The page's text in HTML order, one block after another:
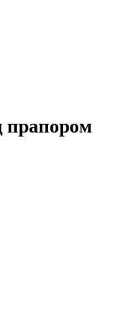
прапором